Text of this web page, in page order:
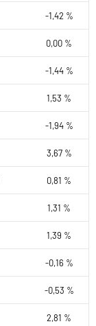
-1,42 %
0,00 %
-1,44 %
1,53 %
-1,94 %
3,67 %
0,81 %
1,31 %
1,39 %
-0,16 %
-0,53 %
2,81 %